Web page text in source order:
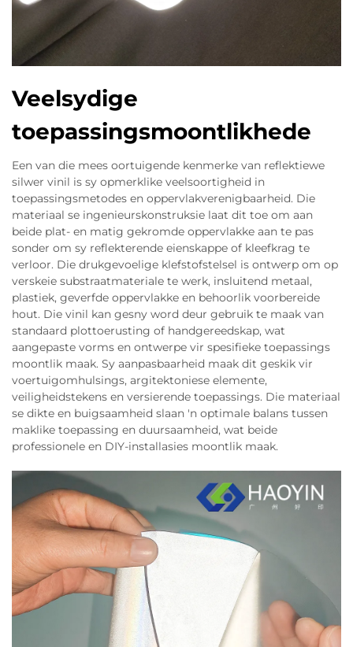
Veelsydige
toepassingsmoontlikhede
Een van die mees oortuigende kenmerke van reflektiewe
silwer vinil is sy opmerklike veelsoortigheid in
toepassingsmetodes en oppervlakverenigbaarheid. Die
materiaal se ingenieurskonstruksie laat dit toe om aan
beide plat- en matig gekromde oppervlakke aan te pas
sonder om sy reflekterende eienskappe of kleefkrag te
verloor. Die drukgevoelige klefstofstelsel is ontwerp om op
verskeie substraatmateriale te werk, insluitend metaal,
plastiek, geverfde oppervlakke en behoorlik voorbereide
hout. Die vinil kan gesny word deur gebruik te maak van
standaard plottoerusting of handgereedskap, wat
aangepaste vorms en ontwerpe vir spesifieke toepassings
moontlik maak. Sy aanpasbaarheid maak dit geskik vir
voertuigomhulsings, argitektoniese elemente,
veiligheidstekens en versierende toepassings. Die materiaal
se dikte en buigsaamheid slaan 'n optimale balans tussen
maklike toepassing en duursaamheid, wat beide
professionele en DIY-installasies moontlik maak.